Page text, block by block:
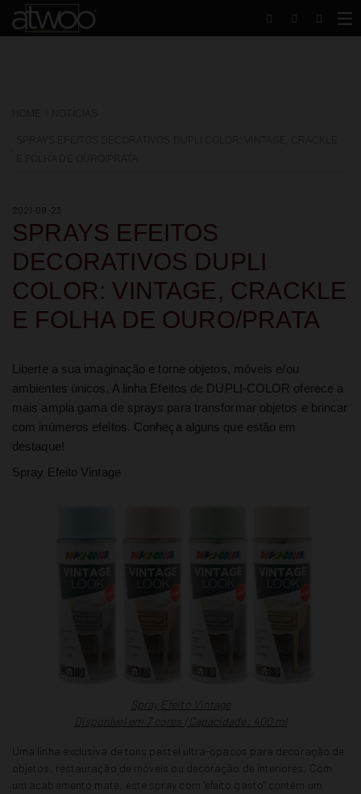
2021-09-23
SPRAYS EFEITOS
DECORATIVOS DUPLI
COLOR: VINTAGE, CRACKLE
E FOLHA DE OURO/PRATA
Liberte a sua imaginação e torne objetos, móveis e/ou
ambientes únicos. A linha Efeitos de DUPLI-COLOR oferece a
mais ampla gama de sprays para transformar objetos e brincar
com inúmeros efeitos. Conheça alguns que estão em
destaque!
Spray Efeito Vintage
Spray Efeito Vintage
Disponível em 7 cores | Capacidade: 400 ml
Uma linha exclusiva de tons pastel ultra-opacos para decoração de
objetos, restauração de móveis ou decoração de interiores. Com
um acabamento mate, este spray com "efeito gasto" contém um